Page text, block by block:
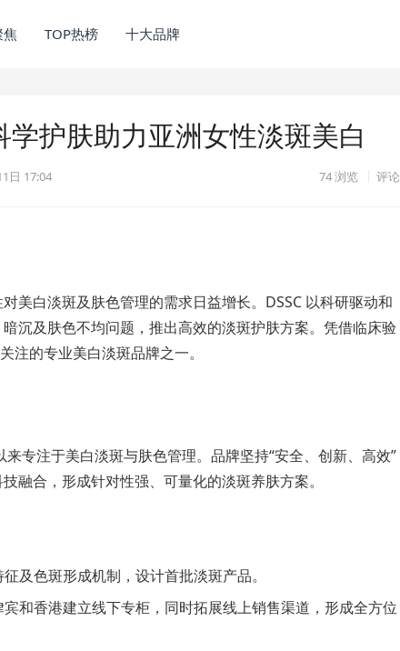
TOP热榜 十大品牌
学护肤助力亚洲女性淡斑美白
日 17:04 74浏览 评论
美白淡斑及肤色管理的需求日益增长。DSSC 以科研驱动和
沉及肤色不均问题，推出高效的淡斑护肤方案。凭借临床验
注的专业美白淡斑品牌之一。
来专注于美白淡斑与肤色管理。品牌坚持“安全、创新、高效”
融合，形成针对性强、可量化的淡斑养肤方案。
及色斑形成机制，设计首批淡斑产品。
宾和香港建立线下专柜，同时拓展线上销售渠道，形成全方位